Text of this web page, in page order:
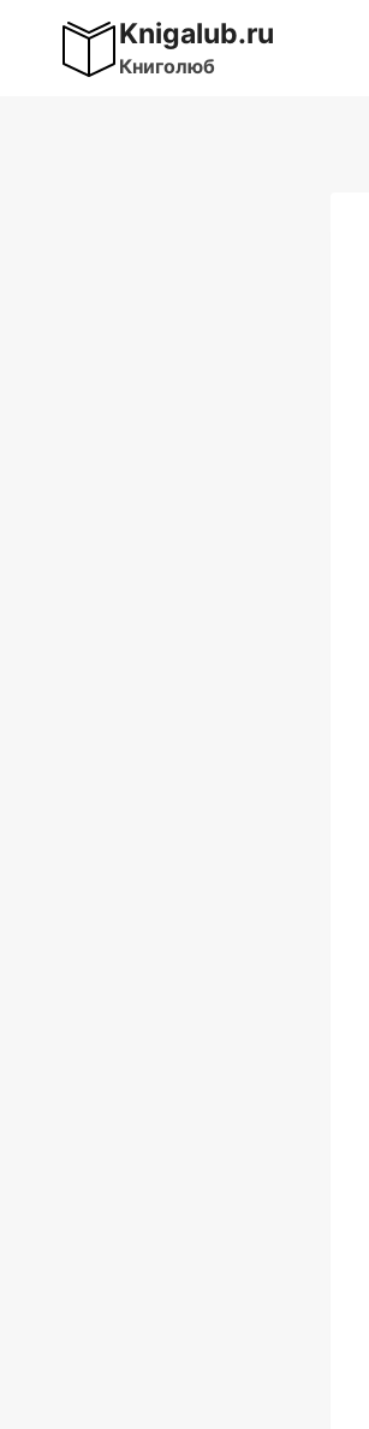
содержимому
Knigalub.ru
Книголюб